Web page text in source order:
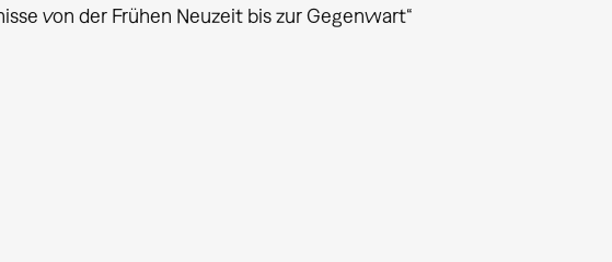
von der Frühen Neuzeit bis zur Gegenwart“